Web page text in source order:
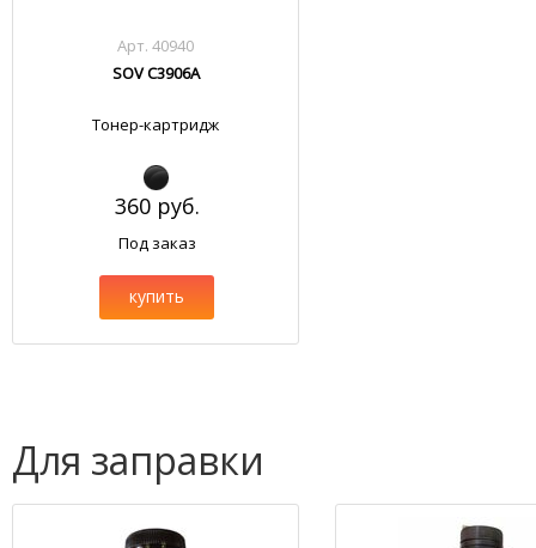
Арт. 40940
SOV C3906A
Тонер-картридж
360 руб.
Под заказ
купить
Для заправки